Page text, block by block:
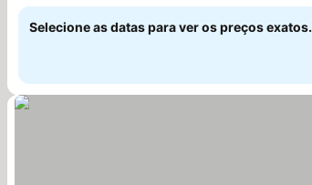
churrasco francês
Selecione as datas para ver os preços exatos.